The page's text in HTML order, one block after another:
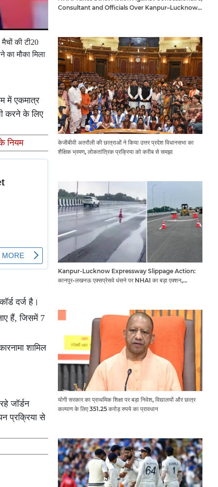
की टी20
का मौका मिला
में एकमात्र
करने के लिए
नियम
दर्ज है।
हैं, जिसमें 7
शामिल
जॉर्डन
प्रक्रिया से
Consultant and Officials Over Kanpur–Lucknow
केजीबीवी अतरौली की छात्राओं ने किया उत्तर प्रदेश विधानसभा का
शैक्षिक भ्रमण, लोकतांत्रिक प्रक्रिया को करीब से समझा
Kanpur-Lucknow Expressway Slippage Action:
कानपुर-लखनऊ एक्सप्रेसवे धंसने पर NHAI का बड़ा एक्शन,
योगी सरकार का प्राथमिक शिक्षा पर बड़ा निवेश, विद्यालयों और छात्र
कल्याण के लिए 351.25 करोड़ रुपये का प्रावधान